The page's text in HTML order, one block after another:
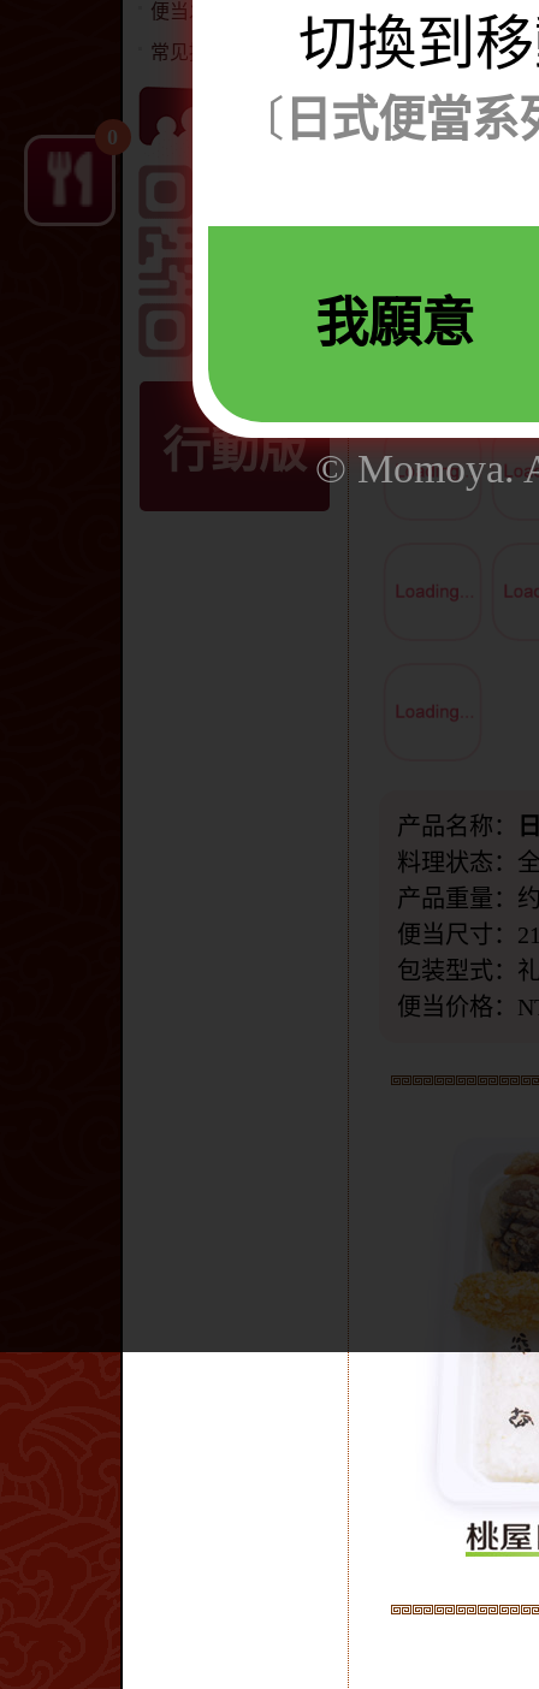
便当发票开立说明
常见提问QA
行動版
猪 蛋
蒲烧鳗鱼串
炙烧鲭鱼。
竹筷*。 礼
产品名称：
料理状态：
产品重量：
便当尺寸：
包装型式：
便当价格：
0
切換到
〔 日式便當系
我願意
© Momoya.